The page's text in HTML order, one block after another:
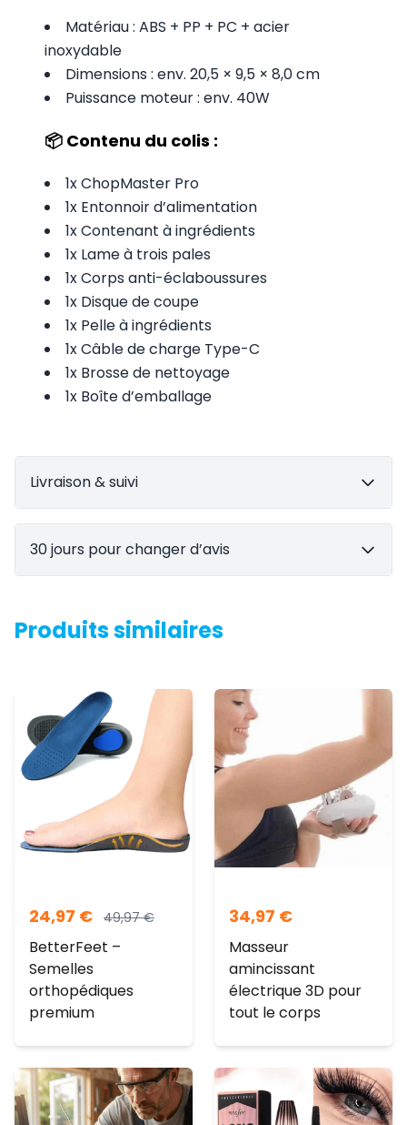
Matériau : ABS + PP + PC + acier
inoxydable
Dimensions : env. 20,5 × 9,5 × 8,0 cm
Puissance moteur : env. 40W
📦 Contenu du colis :
1x ChopMaster Pro
1x Entonnoir d’alimentation
1x Contenant à ingrédients
1x Lame à trois pales
1x Corps anti-éclaboussures
1x Disque de coupe
1x Pelle à ingrédients
1x Câble de charge Type-C
1x Brosse de nettoyage
1x Boîte d’emballage
Livraison & suivi
30 jours pour changer d’avis
Produits similaires
24,97 € 49,97€
BetterFeet –
Semelles
orthopédiques
premium
34,97 €
Masseur
amincissant
électrique 3D pour
tout le corps